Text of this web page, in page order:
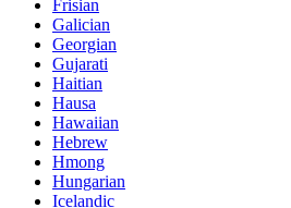
Frisian
Galician
Georgian
Gujarati
Haitian
Hausa
Hawaiian
Hebrew
Hmong
Hungarian
Icelandic